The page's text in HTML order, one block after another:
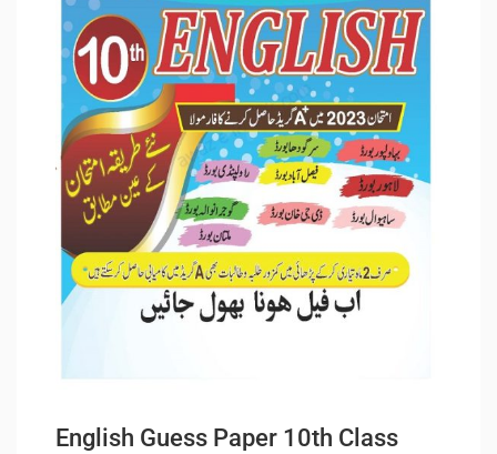
English Guess Paper 10th Class